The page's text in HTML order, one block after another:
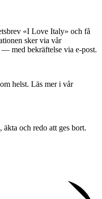
«I Love Italy» och få
sker via vår
med bekräftelse via e-post.
helst. Läs mer i vår
och redo att ges bort.